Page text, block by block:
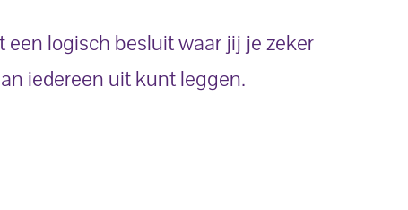
logisch besluit waar jij je zeker
iedereen uit kunt leggen.